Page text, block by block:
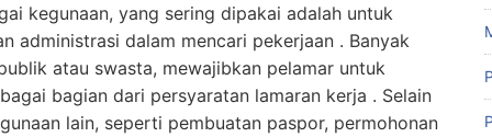
kegunaan, yang sering dipakai adalah untuk
administrasi dalam mencari pekerjaan . Banyak
atau swasta, mewajibkan pelamar untuk
bagian dari persyaratan lamaran kerja . Selain
lain, seperti pembuatan paspor, permohonan